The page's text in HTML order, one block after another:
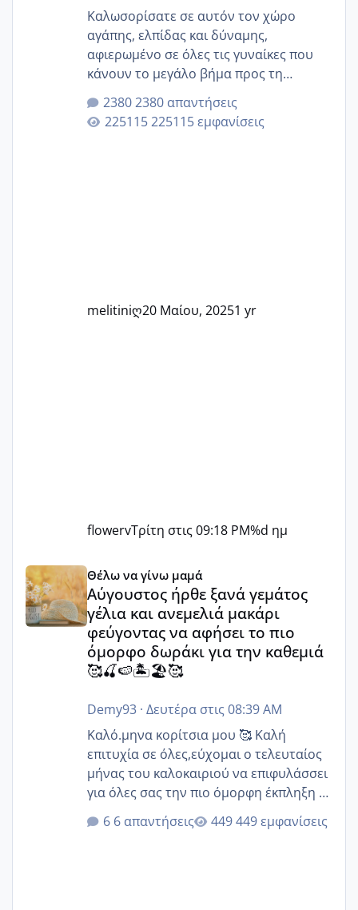
Καλωσορίσατε σε αυτόν τον χώρο
αγάπης, ελπίδας και δύναμης,
αφιερωμένο σε όλες τις γυναίκες που
κάνουν το μεγάλο βήμα προς τη
μητρότητα μέσω εξωσωματικής το 2025.
Εδώ θα μοιραστούμε αγωνίες, χαρές,
εμπειρίες και κάθε μικρή ή μεγάλη
2380 απαντήσεις
225115 εμφανίσεις
melitiniღ20 Μαίου, 20251 yr
flowervΤρίτη στις 09:18 PM%d ημ
Αύγουστος ήρθε ξανά γεμάτος γέλια και ανεμελιά
Θέλω να γίνω μαμά
Αύγουστος ήρθε ξανά γεμάτος
γέλια και ανεμελιά μακάρι
φεύγοντας να αφήσει το πιο
όμορφο δωράκι για την καθεμιά
🥰🍒🍉🏝️🏖️🥰
Demy93· Δευτέρα στις 08:39 AM
Καλό.μηνα κορίτσια μου 🥰 Καλή
επιτυχία σε όλες,εύχομαι ο τελευταίος
μήνας του καλοκαιριού να επιφυλάσσει
για όλες σας την πιο όμορφη έκπληξη 🧿
@Elk @Melikara86 @Παρασκευαιδου
@Zenia z @melitiniღ @Christi.D.
6 απαντήσεις 449 εμφανίσεις